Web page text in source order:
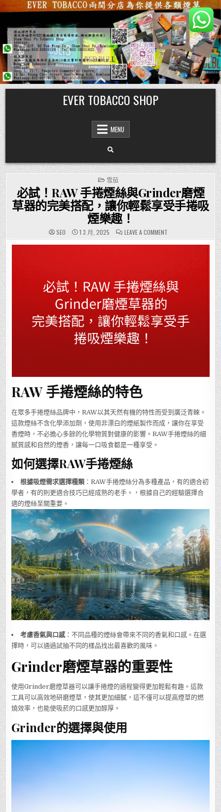
Skip
to
content
EVER TOBACCO SHOP
MENU
POSTED
IN
雪茄
必試！RAW 手捲煙絲與Grinder磨煙
草器的完美搭配，讓你輕鬆享受手捲吸
煙樂趣！
SEO 1 3 月, 2025 LEAVE A COMMENTON
必
試！
與
GRINDER
磨
的
完
美
手
趣！
RAW 手捲煙絲的特色
在眾多手捲煙絲品牌中，RAW以其天然有機的特性而受到廣泛青睞。
這款煙絲不含化學添加劑，使用非漂白的煙紙製作而成，讓你在享受
香煙時，不必擔心多餘的化學物質對健康的影響。RAW手捲煙絲的細
腻質感和自然的煙香，讓每一口吸食都是一種享受。
如何選擇RAW手捲煙絲
根據吸煙需求選擇種類 ：RAW手捲煙絲分為多種產品，有的適合初
學者，有的則更適合技巧已經成熟的老手。，根據自己的經驗選擇合
適的煙絲至關重要。
考慮香氣與口感 ：不同品種的煙絲會帶來不同的香氣和口感。在選
擇時，可以通過試抽不同的樣品找出最喜歡的風味。
Grinder磨煙草器的重要性
使用Grinder磨煙草器可以讓手捲煙的過程變得更加輕鬆有趣。這款
工具可以高效地研磨煙草，使其更加細膩，這不僅可以提高煙草的燃
燒效率，也能使吸菸的口感更加醇厚。
Grinder的選擇與使用